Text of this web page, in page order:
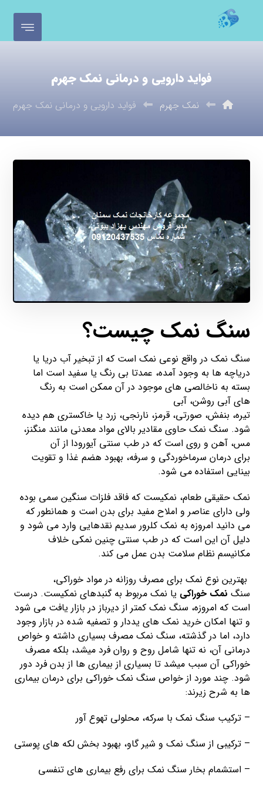
فواید دارویی و درمانی نمک جهرم
نمک جهرم فواید دارویی و درمانی نمک جهرم
سنگ نمک چیست؟
سنگ نمک در واقع نوعی نمک است که از تبخیر آب دریا یا
دریاچه ها به وجود آمده، عمدتا بی رنگ یا سفید است اما
بسته به ناخالصی های موجود در آن ممکن است به رنگ
های آبی روشن، آبی
تیره، بنفش، صورتی، قرمز، نارنجی، زرد یا خاکستری هم دیده
شود. سنگ نمک حاوی مقادیر بالای مواد معدنی مانند منگنز،
مس، آهن و روی است که در طب سنتی آیورودا از آن
برای درمان سرماخوردگی و سرفه، بهبود هضم غذا و تقویت
بینایی استفاده می شود.
نمک حقیقی طعام، نمکیست که فاقد فلزات سنگین سمی بوده
ولی دارای عناصر و املاح مفید برای بدن است و همانطور که
می دانید امروزه به نمک کلرور سدیم نقدهایی وارد می شود و
دلیل آن این است که در طب سنتی چنین نمکی خلاف
مکانیسم نظام سلامت‌ بدن عمل می کند.
بهترین نوع نمک برای مصرف روزانه در مواد خوراکی،
سنگ نمک خوراکی یا نمک مربوط به گنبدهای نمکیست. درست
است که امروزه، سنگ نمک کمتر از دیرباز در بازار یافت می شود
و تنها امکان خرید نمک های یددار و تصفیه شده در بازار وجود
دارد، اما در گذشته، سنگ نمک مصرف بسیاری داشته و خواص
درمانی آن، نه تنها شامل روح و روان فرد میشد، بلکه مصرف
خوراکی آن سبب میشد تا بسیاری از بیماری ها از بدن فرد دور
شود. چند مورد از خواص سنگ نمک خوراکی برای درمان بیماری
ها به شرح زیرند:
– ترکیب سنگ نمک با سرکه، محلولی تهوع آور
– ترکیبی از سنگ نمک و شیر گاو، بهبود بخش لکه های پوستی
– استشمام بخار سنگ نمک برای رفع بیماری های تنفسی